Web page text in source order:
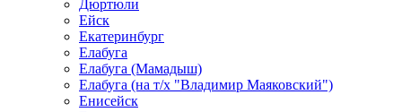
Дюртюли
Ейск
Екатеринбург
Елабуга
Елабуга (Мамадыш)
Елабуга (на т/х "Владимир Маяковский")
Енисейск